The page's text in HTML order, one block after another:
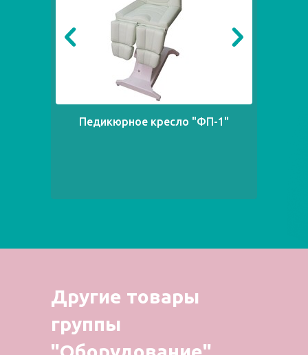
Педикюрное кресло "ФП-1"
Другие товары
группы